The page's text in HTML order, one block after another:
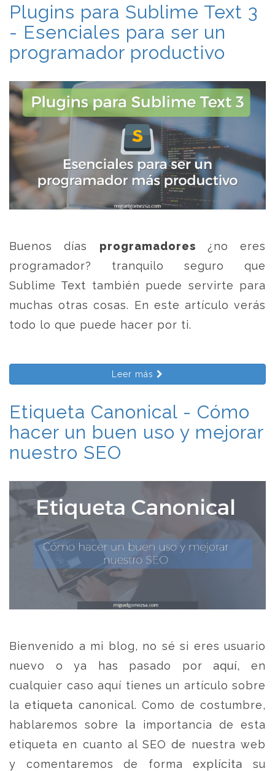
Plugins para Sublime Text 3
- Esenciales para ser un
programador productivo
Buenos días programadores ¿no eres
programador? tranquilo seguro que
Sublime Text también puede servirte para
muchas otras cosas. En este artículo verás
todo lo que puede hacer por ti.
Leer más
Etiqueta Canonical - Cómo
hacer un buen uso y mejorar
nuestro SEO
Bienvenido a mi blog, no sé si eres usuario
nuevo o ya has pasado por aquí, en
cualquier caso aquí tienes un artículo sobre
la etiqueta canonical. Como de costumbre,
hablaremos sobre la importancia de esta
etiqueta en cuanto al SEO de nuestra web
y comentaremos de forma explícita su